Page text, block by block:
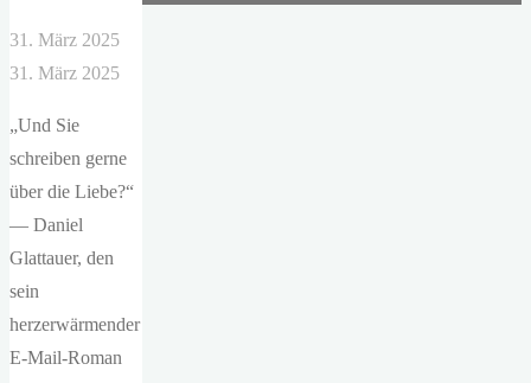
31. März 2025
31. März 2025
„Und Sie
schreiben gerne
über die Liebe?“
— Daniel
Glattauer, den
sein
herzerwärmender
E-Mail-Roman